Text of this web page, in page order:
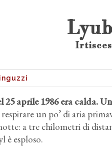
25 aprile 1986 era calda.
un po’ di aria
a tre chilometri di
è esploso.